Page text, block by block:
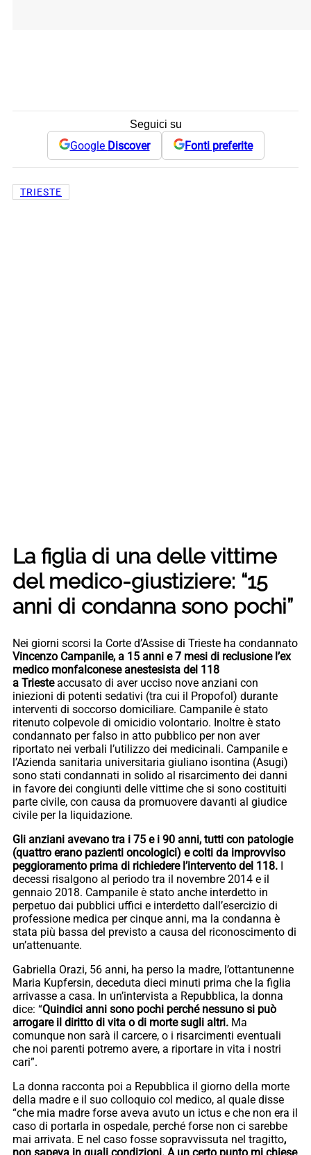
Seguici su
Google Discover Fonti preferite
TRIESTE
La figlia di una delle vittime
del medico-giustiziere: “15
anni di condanna sono pochi”
Nei giorni scorsi la Corte d’Assise di Trieste ha condannato
Vincenzo Campanile, a 15 anni e 7 mesi di reclusione l’ex
medico monfalconese anestesista del 118
a Triesteaccusato di aver ucciso nove anziani con
iniezioni di potenti sedativi (tra cui il Propofol) durante
interventi di soccorso domiciliare. Campanile è stato
ritenuto colpevole di omicidio volontario. Inoltre è stato
condannato per falso in atto pubblico per non aver
riportato nei verbali l’utilizzo dei medicinali. Campanile e
l’Azienda sanitaria universitaria giuliano isontina (Asugi)
sono stati condannati in solido al risarcimento dei danni
in favore dei congiunti delle vittime che si sono costituiti
parte civile, con causa da promuovere davanti al giudice
civile per la liquidazione.
Gli anziani avevano tra i 75 e i 90 anni, tutti con patologie
(quattro erano pazienti oncologici) e colti da improvviso
peggioramento prima di richiedere l’intervento del 118.
decessi risalgono al periodo tra il novembre 2014 e il
gennaio 2018. Campanile è stato anche interdetto in
perpetuo dai pubblici uffici e interdetto dall’esercizio di
professione medica per cinque anni, ma la condanna è
stata più bassa del previsto a causa del riconoscimento di
un’attenuante.
Gabriella Orazi, 56 anni, ha perso la madre, l’ottantunenne
Maria Kupfersin, deceduta dieci minuti prima che la figlia
arrivasse a casa. In un’intervista a Repubblica, la donna
dice: “Quindici anni sono pochi perché nessuno si può
arrogare il diritto di vita o di morte sugli altri. Ma
comunque non sarà il carcere, o i risarcimenti eventuali
che noi parenti potremo avere, a riportare in vita i nostri
cari”.
La donna racconta poi a Repubblica il giorno della morte
della madre e il suo colloquio col medico, al quale disse
“che mia madre forse aveva avuto un ictus e che non era il
caso di portarla in ospedale, perché forse non ci sarebbe
mai arrivata. E nel caso fosse sopravvissuta nel tragitto,